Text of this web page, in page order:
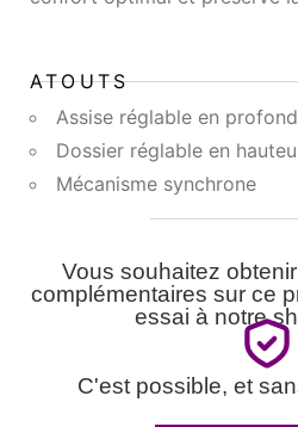
ATOUTS
Assise réglable en
Dossier réglable en
Mécanisme synchrone
Vous souhaitez
complémentaires sur ce
essai à notre
C'est possible, et